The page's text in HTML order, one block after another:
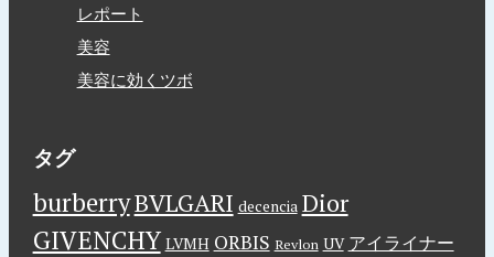
レポート
美容
美容に効くツボ
タグ
burberryBVLGARI decencia Dior
GIVENCHY LVMH ORBIS Revlon UV アイライナー